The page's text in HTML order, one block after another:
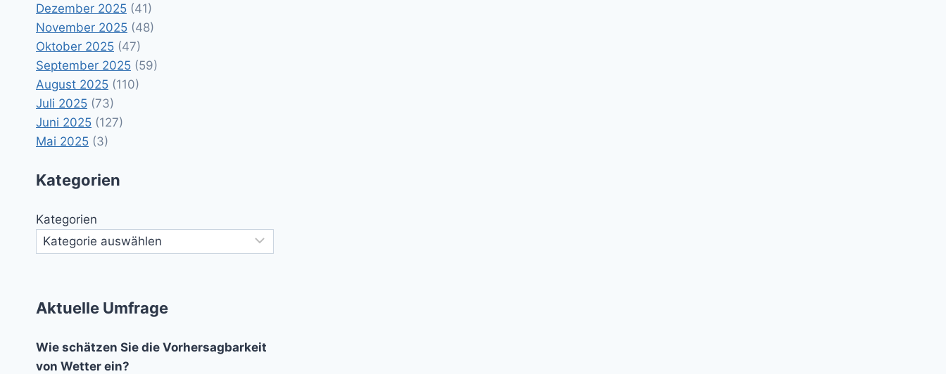
Dezember 2025 (41)
November 2025 (48)
Oktober 2025 (47)
September 2025 (59)
August 2025 (110)
Juli 2025 (73)
Juni 2025 (127)
Mai 2025 (3)
Kategorien
Kategorien
Aktuelle Umfrage
Wie schätzen Sie die Vorhersagbarkeit
von Wetter ein?